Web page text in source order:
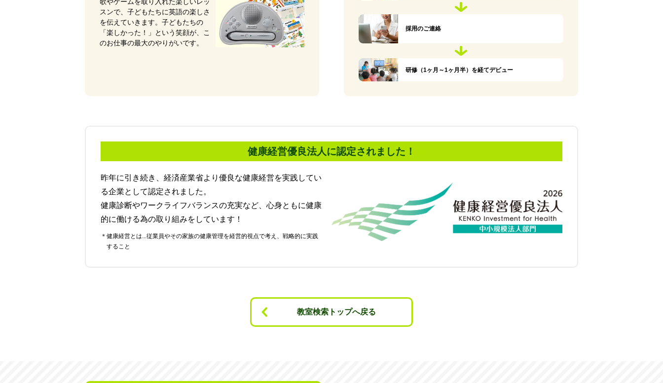
スンで、子どもたちに英語の楽しさ
を伝えていきます。子どもたちの
「楽しかった！」という笑顔が、こ
のお仕事の最大のやりがいです。
採用のご連絡
研修（1ヶ月～1ヶ月半）を経てデビュー
健康経営優良法人に認定されました！
昨年に引き続き、経済産業省より優良な健康経営を実践してい
る企業として認定されました。
健康診断やワークライフバランスの充実など、心身ともに健康
的に働ける為の取り組みをしています！
＊健康経営とは...従業員やその家族の健康管理を経営的視点で考え、戦略的に実践
すること
教室検索トップへ戻る